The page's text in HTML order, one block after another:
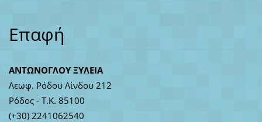
Επαφή
ΑΝΤΩΝΟΓΛΟΥ ΞΥΛΕΙΑ
Λεωφ. Ρόδου Λίνδου 212
Ρόδος - Τ.Κ. 85100
(+30) 2241062540